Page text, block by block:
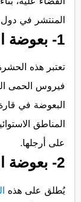
المنتشر في
1- بعوضة الحمى الصفراء
تعتبر هذه
فيروس الحمى
البعوضة في
المناطق
على أرجلها.
2- بعوضة النمر الآسيوي
يُطلق على هذه